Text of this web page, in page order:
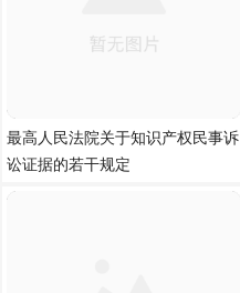
最高人民法院关于知识产权民事诉
讼证据的若干规定